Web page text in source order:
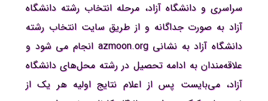
سراسری و دانشگاه آزاد، مرحله انتخاب رشته دانشگاه
آزاد به صورت جداگانه و از طریق سایت انتخاب رشته
دانشگاه آزاد به نشانی azmoon.org انجام می شود و
علاقه‌مندان به ادامه تحصیل در رشته محل‌های دانشگاه
آزاد، می‌بایست پس از اعلام نتایج اولیه هر یک از